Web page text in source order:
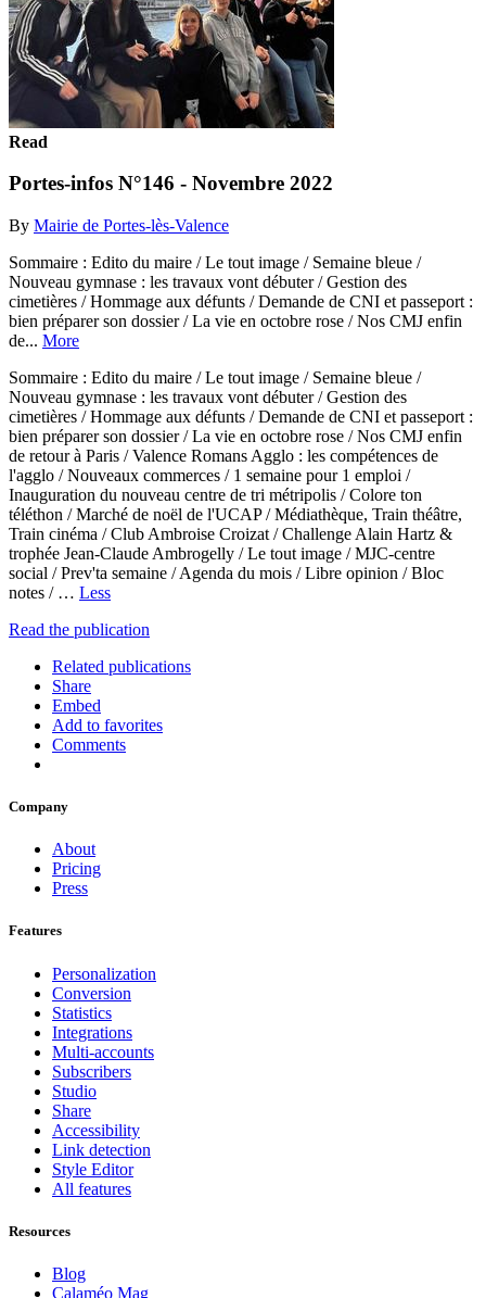
Read
Portes-infos N°146 - Novembre 2022
By Mairie de Portes-lès-Valence
Sommaire : Edito du maire / Le tout image / Semaine bleue /
Nouveau gymnase : les travaux vont débuter / Gestion des
cimetières / Hommage aux défunts / Demande de CNI et passeport :
bien préparer son dossier / La vie en octobre rose / Nos CMJ enfin
de... More
Sommaire : Edito du maire / Le tout image / Semaine bleue /
Nouveau gymnase : les travaux vont débuter / Gestion des
cimetières / Hommage aux défunts / Demande de CNI et passeport :
bien préparer son dossier / La vie en octobre rose / Nos CMJ enfin
de retour à Paris / Valence Romans Agglo : les compétences de
l'agglo / Nouveaux commerces / 1 semaine pour 1 emploi /
Inauguration du nouveau centre de tri métripolis / Colore ton
téléthon / Marché de noël de l'UCAP / Médiathèque, Train théâtre,
Train cinéma / Club Ambroise Croizat / Challenge Alain Hartz &
trophée Jean-Claude Ambrogelly / Le tout image / MJC-centre
social / Prev'ta semaine / Agenda du mois / Libre opinion / Bloc
notes / … Less
Read the publication
Related publications
Share
Embed
Add to favorites
Comments
Company
About
Pricing
Press
Features
Personalization
Conversion
Statistics
Integrations
Multi-accounts
Subscribers
Studio
Share
Accessibility
Link detection
Style Editor
All features
Resources
Blog
Calaméo Mag